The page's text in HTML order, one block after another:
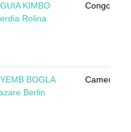
KIMBO
Rolina
Congo
BOGLA
Berlin
Cameroun